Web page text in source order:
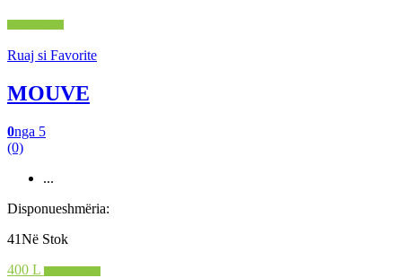
Ruaj si Favorite
MOUVE
0nga 5
(0)
...
Disponueshmëria:
41Në Stok
400 L